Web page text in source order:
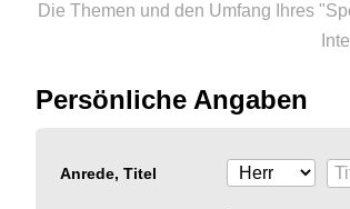
Die Themen und den Umfang Ihres
Persönliche Angaben
Anrede, Titel